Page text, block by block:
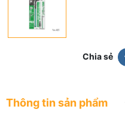
Chia sẻ
Thông tin sản phẩm